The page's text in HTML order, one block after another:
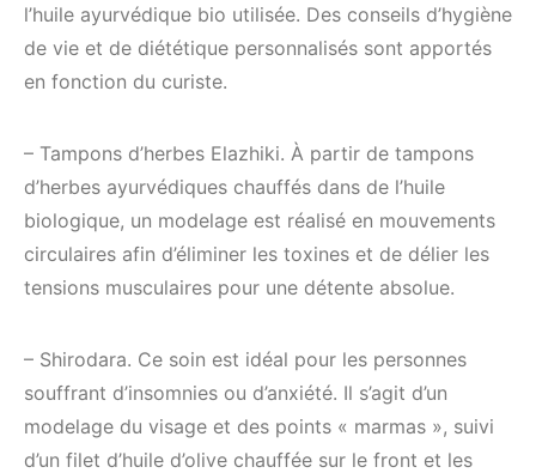
l’huile ayurvédique bio utilisée. Des conseils d’hygiène
de vie et de diététique personnalisés sont apportés
en fonction du curiste.
– Tampons d’herbes Elazhiki. À partir de tampons
d’herbes ayurvédiques chauffés dans de l’huile
biologique, un modelage est réalisé en mouvements
circulaires afin d’éliminer les toxines et de délier les
tensions musculaires pour une détente absolue.
– Shirodara. Ce soin est idéal pour les personnes
souffrant d’insomnies ou d’anxiété. Il s’agit d’un
modelage du visage et des points « marmas », suivi
d’un filet d’huile d’olive chauffée sur le front et les